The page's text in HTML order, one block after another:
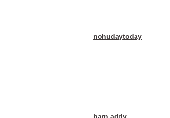
nohudaytoday
barn addy